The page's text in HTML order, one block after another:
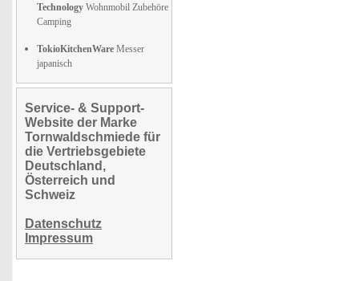
Technology Wohnmobil Zubehöre
Camping
TokioKitchenWare Messer
japanisch
Service- & Support-
Website der Marke
Tornwaldschmiede für
die Vertriebsgebiete
Deutschland,
Österreich und
Schweiz
Datenschutz
Impressum